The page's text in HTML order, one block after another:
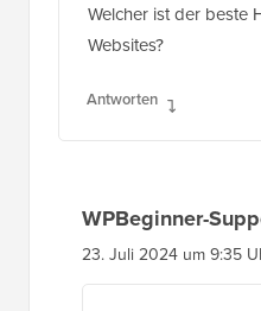
Welcher ist der beste
Websites?
Antworten
WPBeginner-
23. Juli 2024 um 9:35